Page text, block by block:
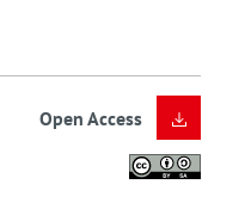
Open Access